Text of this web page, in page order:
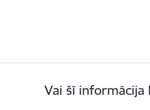
Vai šī informācija